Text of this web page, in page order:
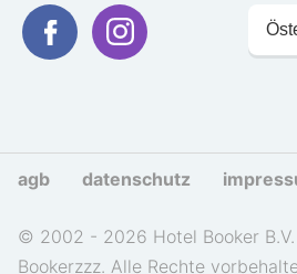
agb datenschutz
© 2002 - 2026 Hotel Booker
Bookerzzz. Alle Rechte